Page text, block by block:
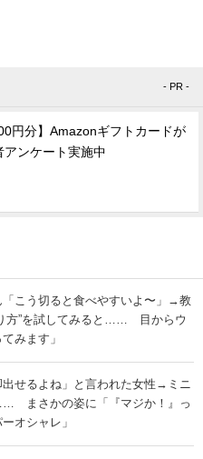
- PR -
円分】Amazonギフトカードが
アンケート実施中
「こう切ると食べやすいよ〜」→教
方”を試してみると…… 目からウ
みます」
出せるよね」と言われた女性→ミニ
まさかの姿に「『マジか！』っ
オシャレ」